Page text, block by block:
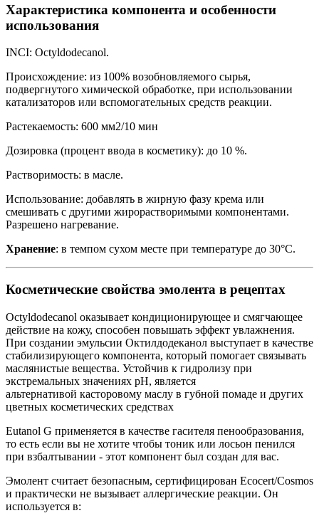
Характеристика компонента и особенности
использования
INCI: Octyldodecanol.
Происхождение: из 100% возобновляемого сырья,
подвергнутого химической обработке, при использовании
катализаторов или вспомогательных средств реакции.
Растекаемость: 600 мм2/10 мин
Дозировка (процент ввода в косметику): до 10 %.
Растворимость: в масле.
Использование: добавлять в жирную фазу крема или
смешивать с другими жирорастворимыми компонентами.
Разрешено нагревание.
Хранение: в темпом сухом месте при температуре до 30°C.
Косметические свойства эмолента в рецептах
Octyldodecanol оказывает кондиционирующее и смягчающее
действие на кожу, способен повышать эффект увлажнения.
При создании эмульсии Октилдодеканол выступает в качестве
стабилизирующего компонента, который помогает связывать
маслянистые вещества. Устойчив к гидролизу при
экстремальных значениях pH, является
альтернативой касторовому маслу в губной помаде и других
цветных косметических средствах
Eutanol G применяется в качестве гасителя пенообразования,
то есть если вы не хотите чтобы тоник или лосьон пенился
при взбалтывании - этот компонент был создан для вас.
Эмолент считает безопасным, сертифицирован Ecocert/Cosmos
и практически не вызывает аллергические реакции. Он
используется в: